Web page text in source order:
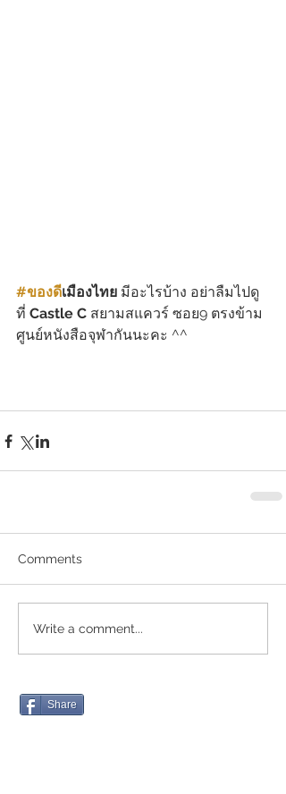
#ของดีเมืองไทย มีอะไรบ้าง อย่าลืมไปดู
ที่ Castle C สยามสแควร์ ซอย9 ตรงข้าม
ศูนย์หนังสือจุฬากันนะคะ ^^
Comments
Write a comment...
Share